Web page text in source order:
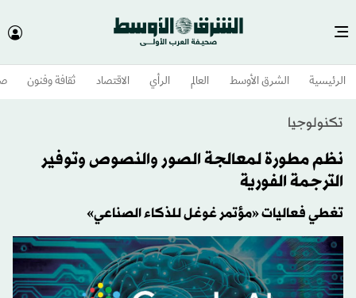
الرئيسية الشرق الأوسط​ العالم الرأي الاقتصاد ثقافة وفنون
تكنولوجيا
نظم مطورة لمعالجة الصور والنصوص وتوفير
الترجمة الفورية
تغطي فعاليات «مؤتمر غوغل للذكاء الصناعي»